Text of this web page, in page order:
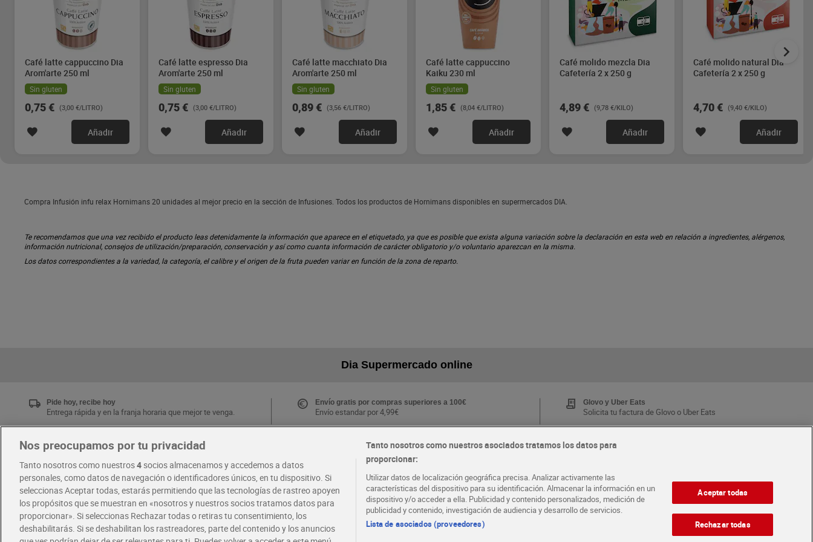
Café latte cappuccino Dia
Arom'arte 250 ml
Sin gluten
0,75 € (3,00 €/LITRO)
Añadir
Café latte espresso Dia
Arom'arte 250 ml
Sin gluten
0,75 € (3,00 €/LITRO)
Añadir
Café latte macchiato Dia
Arom'arte 250 ml
Sin gluten
0,89 € (3,56 €/LITRO)
Añadir
Café latte cappuccino
Kaiku 230 ml
Sin gluten
1,85 € (8,04 €/LITRO)
Añadir
Café molido mezcla Dia
Cafetería 2 x 250 g
4,89 € (9,78 €/KILO)
Añadir
Café molido natural Dia
Cafetería 2 x 250 g
4,70 € (9,40 €/KILO)
Añadir
Compra Infusión infu relax Hornimans 20 unidades al mejor precio en la sección de Infusiones. Todos los productos de Hornimans disponibles en supermercados DIA.
Te recomendamos que una vez recibido el producto leas detenidamente la información que aparece en el etiquetado, ya que es posible que exista alguna variación sobre la declaración en esta web en relación a ingredientes, alérgenos,
información nutricional, consejos de utilización/preparación, conservación y así como cuanta información de carácter obligatorio y/o voluntario aparezcan en la misma.
Los datos correspondientes a la variedad, la categoría, el calibre y el origen de la fruta pueden variar en función de la zona de reparto.
Dia Supermercado online
Pide hoy, recibe hoy
Entrega rápida y en la franja horaria que mejor te venga.
Envío gratis por compras superiores a 100€
Envío estandar por 4,99€
Glovo y Uber Eats
Solicita tu factura de Glovo o Uber Eats
Disfruta las ventajas y ofertas exclusivas.
Descárgate la APP Dia
Folletos y Tiendas
cercana
¡Solicita tu tarjeta de crédito aquí!
RECETAS · COMER MEJOR CADA DIA · EMPLEO
Nos preocupamos por tu privacidad
Tanto nosotros como nuestros4socios almacenamos y accedemos a datos
personales, como datos de navegación o identificadores únicos, en tu dispositivo. Si
seleccionas Aceptar todas, estarás permitiendo que las tecnologías de rastreo apoyen
los propósitos que se muestran en «nosotros y nuestros socios tratamos datos para
proporcionar». Si seleccionas Rechazar todas o retiras tu consentimiento, los
deshabilitarás. Si se deshabilitan los rastreadores, parte del contenido y los anuncios
Tanto nosotros como nuestros asociados tratamos los datos para
proporcionar:
Utilizar datos de localización geográfica precisa. Analizar activamente las
características del dispositivo para su identificación. Almacenar la información en un
dispositivo y/o acceder a ella. Publicidad y contenido personalizados, medición de
publicidad y contenido, investigación de audiencia y desarrollo de servicios.
Lista de asociados (proveedores)
Aceptar todas
Rechazar todas